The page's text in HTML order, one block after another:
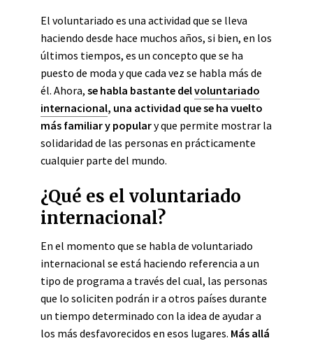
El voluntariado es una actividad que se lleva
haciendo desde hace muchos años, si bien, en los
últimos tiempos, es un concepto que se ha
puesto de moda y que cada vez se habla más de
él. Ahora, se habla bastante delvoluntariado
internacional, una actividad que se ha vuelto
más familiar y populary que permite mostrar la
solidaridad de las personas en prácticamente
cualquier parte del mundo.
¿Qué es el voluntariado
internacional?
En el momento que se habla de voluntariado
internacional se está haciendo referencia a un
tipo de programa a través del cual, las personas
que lo soliciten podrán ir a otros países durante
un tiempo determinado con la idea de ayudar a
los más desfavorecidos en esos lugares. Más allá